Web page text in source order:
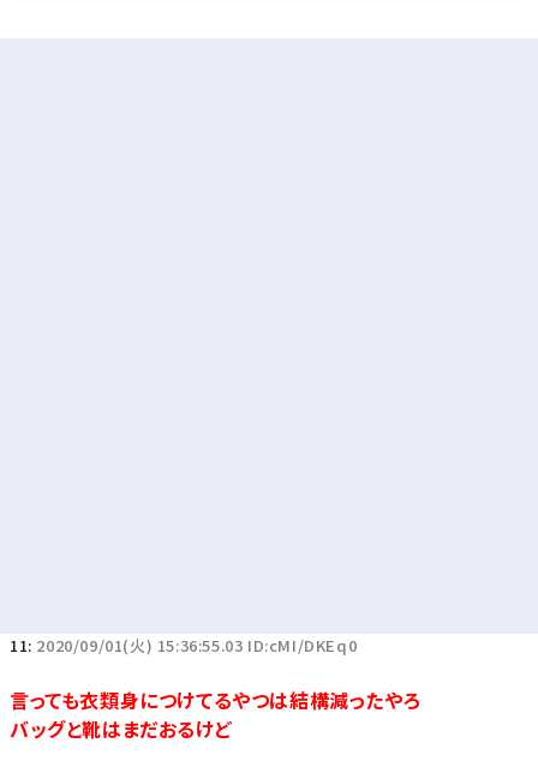
11: 2020/09/01(火) 15:36:55.03 ID:cMI/DKEq0
言っても衣類身につけてるやつは結構減ったやろ
バッグと靴はまだおるけど